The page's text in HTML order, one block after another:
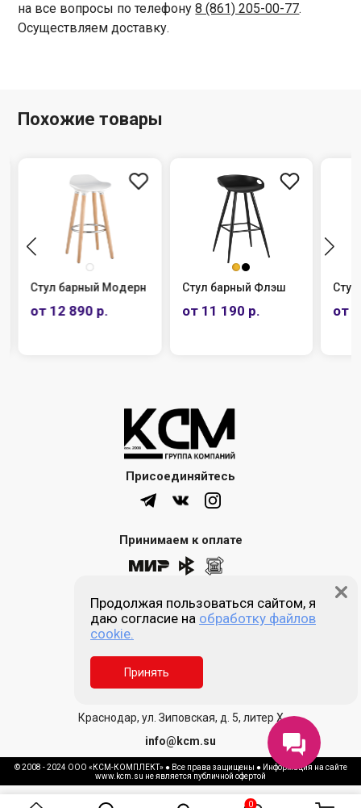
на все вопросы по телефону8 (861) 205-00-77.
Осуществляем доставку.
Похожие товары
Стул барный Модерн
от 12 890 р.
Стул барный Флэш
от 11 190 р. от
Присоединяйтесь
Принимаем к оплате
8 (861) 205-00-77
Звонок бесплатный
Пн-пт 9:00 - 18:00
Сб, Вс - выходной
Краснодар, ул. Зиповская, д. 5, литер Х
info@kcm.su
© 2008 - 2024 ООО «КСМ-КОМПЛЕКТ» ● Все права защищены ● Информация на сайте
www.kcm.su не является публичной офертой
Продолжая пользоваться сайтом, я
даю согласие на обработку файлов
cookie.
Принять